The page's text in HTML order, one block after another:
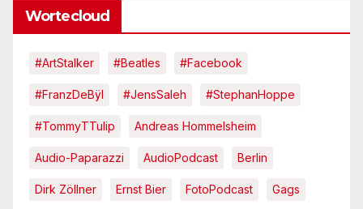
Wortecloud
#ArtStalker #Beatles #Facebook
#FranzDeBÿl #JensSaleh #StephanHoppe
#TommyTTulip Andreas Hommelsheim
Audio-Paparazzi AudioPodcast Berlin
Dirk Zöllner Ernst Bier FotoPodcast Gags